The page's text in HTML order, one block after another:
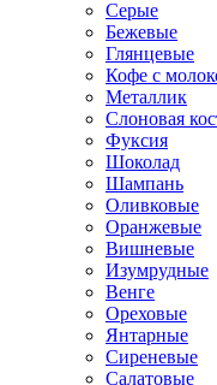
Серые
Бежевые
Глянцевые
Кофе с
Металлик
Слоновая
Фуксия
Шоколад
Шампань
Оливковые
Оранжевые
Вишневые
Изумрудные
Венге
Ореховые
Янтарные
Сиреневые
Салатовые